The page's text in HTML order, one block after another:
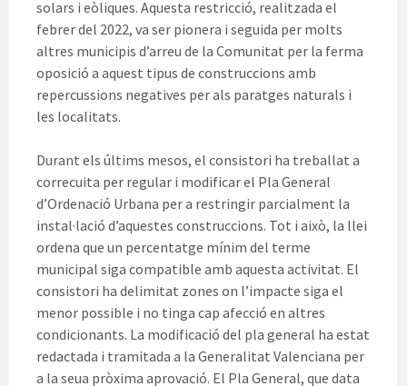
solars i eòliques. Aquesta restricció, realitzada el
febrer del 2022, va ser pionera i seguida per molts
altres municipis d’arreu de la Comunitat per la ferma
oposició a aquest tipus de construccions amb
repercussions negatives per als paratges naturals i
les localitats.
Durant els últims mesos, el consistori ha treballat a
correcuita per regular i modificar el Pla General
d’Ordenació Urbana per a restringir parcialment la
instal·lació d’aquestes construccions. Tot i això, la llei
ordena que un percentatge mínim del terme
municipal siga compatible amb aquesta activitat. El
consistori ha delimitat zones on l’impacte siga el
menor possible i no tinga cap afecció en altres
condicionants. La modificació del pla general ha estat
redactada i tramitada a la Generalitat Valenciana per
a la seua pròxima aprovació. El Pla General, que data